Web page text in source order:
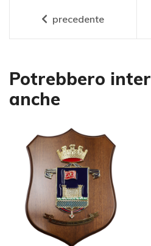
precedente
Potrebbero
anche